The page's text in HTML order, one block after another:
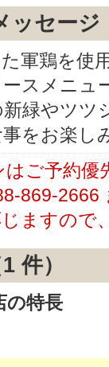
ッセージ
軍鶏を使
スメニュ
緑やツツ
をお楽し
はご予約
869-
ますの
1 件）
の特長